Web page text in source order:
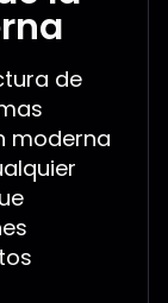
de
moderna